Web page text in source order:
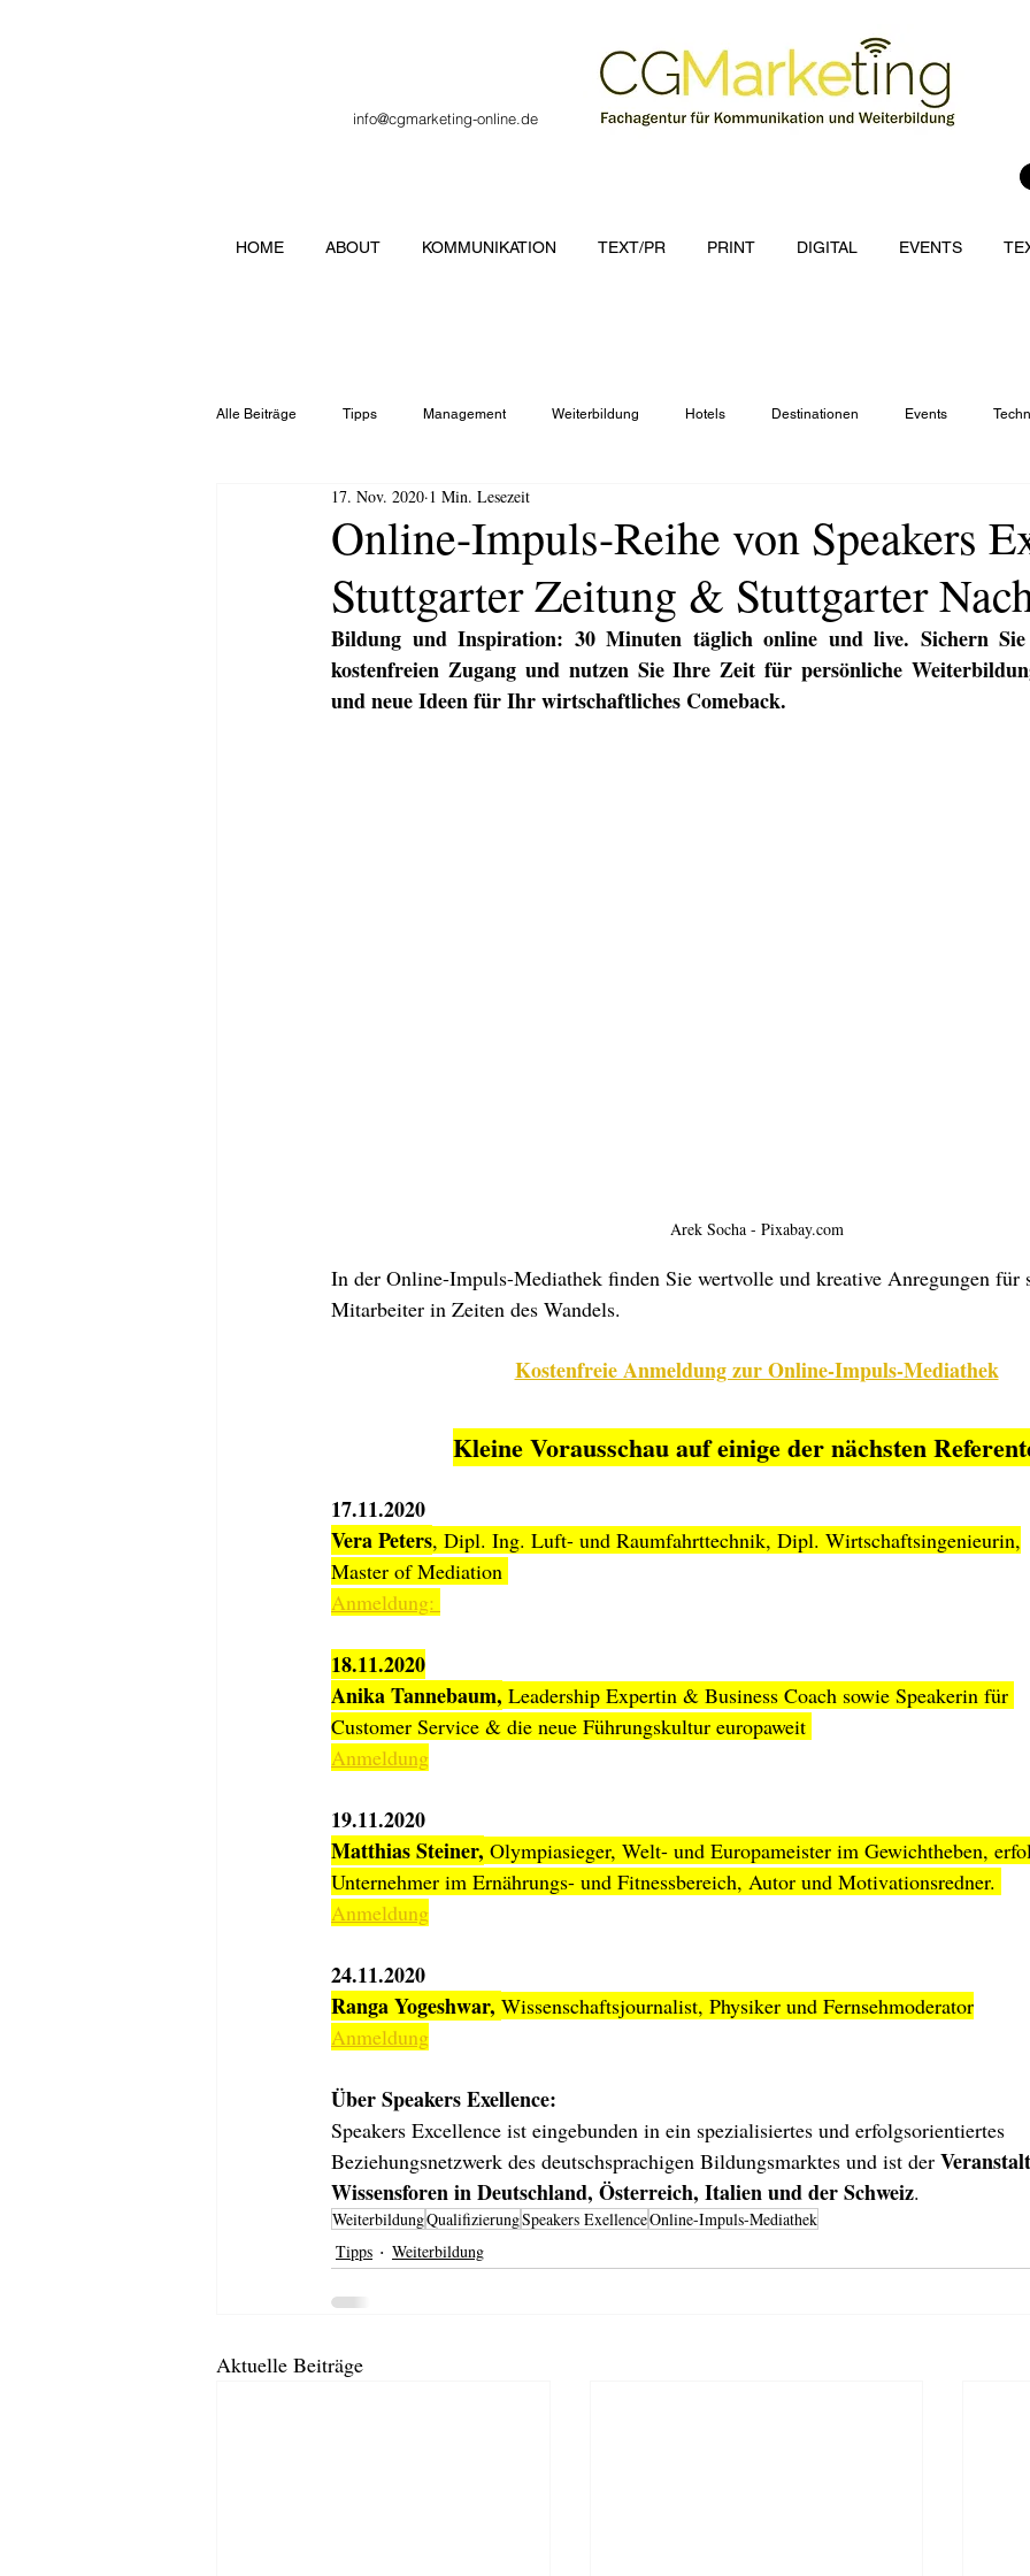
info@cgmarketing-online.de
Alle Beiträge Tipps Management Weiterbildung Hotels Destinationen Events
Veranstaltung Verbände Locations
Online-Impuls-Reihe von Speakers
Stuttgarter Zeitung & Stuttgarter
17. Nov. 2020 1 Min. Lesezeit
Bildung und Inspiration: 30 Minuten täglich online und live. Sichern
kostenfreien Zugang und nutzen Sie Ihre Zeit für persönliche
und neue Ideen für Ihr wirtschaftliches Comeback.
Arek Socha - Pixabay.com
In der Online-Impuls-Mediathek finden Sie wertvolle und kreative Anregungen für
Mitarbeiter in Zeiten des Wandels.
Kostenfreie Anmeldung zur Online-Impuls-Mediathek
Kleine Vorausschau auf einige der nächsten
17.11.2020
Vera Peters, Dipl. Ing. Luft- und Raumfahrttechnik, Dipl. Wirtschaftsingenieurin,
Master of Mediation
Anmeldung:
18.11.2020
Anika Tannebaum, Leadership Expertin & Business Coach sowie Speakerin für
Customer Service & die neue Führungskultur europaweit
Anmeldung
19.11.2020
Matthias Steiner, Olympiasieger, Welt- und Europameister im Gewichtheben,
Unternehmer im Ernährungs- und Fitnessbereich, Autor und Motivationsredner.
Anmeldung
24.11.2020
Ranga Yogeshwar, Wissenschaftsjournalist, Physiker und Fernsehmoderator
Anmeldung
Über Speakers Exellence:
Speakers Excellence ist eingebunden in ein spezialisiertes und erfolgsorientiertes
Beziehungsnetzwerk des deutschsprachigen Bildungsmarktes und ist der
Wissensforen in Deutschland, Österreich, Italien und der Schweiz.
WeiterbildungQualifizierungSpeakers ExellenceOnline-Impuls-Mediathek
Tipps
Weiterbildung
Aktuelle Beiträge
HOME ABOUT KOMMUNIKATION TEXT/PR PRINT DIGITAL EVENTS